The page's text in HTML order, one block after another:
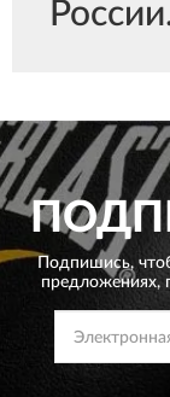
Подпишись,
предложениях,